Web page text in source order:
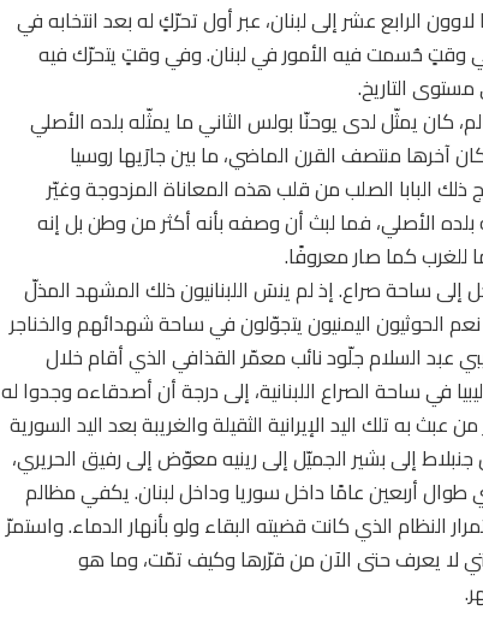
الرابع عشر إلى لبنان، عبر أول تحرّكٍ له بعد انتخابه في
وقتٍ حُسمت فيه الأمور في لبنان. وفي وقتٍ يتحرّك فيه
التاريخ.
كان يمثّل لدى يوحنّا بولس الثاني ما يمثّله بلده الأصلي
آخرها منتصف القرن الماضي، ما بين جارَيها روسيا
ذلك البابا الصلب من قلب هذه المعاناة المزدوجة وغيّر
الأصلي، فما لبث أن وصفه بأنه أكثر من وطن بل إنه
للغرب كما صار معروفًا.
ساحة صراع. إذ لم ينسَ اللبنانيون ذلك المشهد المذلّ
الحوثيون اليمنيون يتجوّلون في ساحة شهدائهم والخناجر
السلام جلّود نائب معمّر القذافي الذي أقام خلال
في ساحة الصراع اللبنانية، إلى درجة أن أصدقاءه وجدوا له
به تلك اليد الإيرانية الثقيلة والغريبة بعد اليد السورية
إلى بشير الجميّل إلى رينيه معوّض إلى رفيق الحريري،
أربعين عامًا داخل سوريا وداخل لبنان. يكفي مظالم
النظام الذي كانت قضيته البقاء ولو بأنهار الدماء. واستمرّ
لا يعرف حتى الآن من قرّرها وكيف تمّت، وما هو